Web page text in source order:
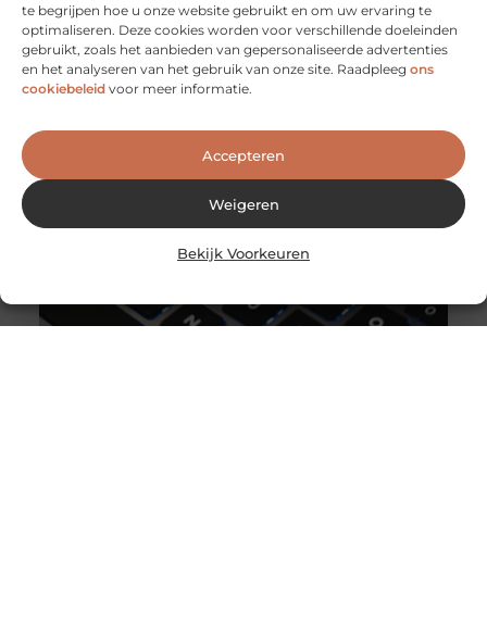
te begrijpen hoe u onze website gebruikt en om uw ervaring te
optimaliseren. Deze cookies worden voor verschillende doeleinden
gebruikt, zoals het aanbieden van gepersonaliseerde advertenties
en het analyseren van het gebruik van onze site. Raadpleeg ons
cookiebeleid voor meer informatie.
Accepteren
Weigeren
Bekijk Voorkeuren
4 redenen om een verzuimprotocol op te stellen
Als een medewerker ziek wordt, heb je als werkgever
een aantal verplichtingen. Deze verplichtingen